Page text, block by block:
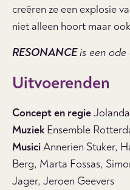
creëren ze een explosie
niet alleen hoort maar
RESONANCEis een ode
Uitvoerenden
Concept en regie
Muziek Ensemble
MusiciAnnerien Stuker,
Berg, Marta Fossas,
Jager, Jeroen Geevers